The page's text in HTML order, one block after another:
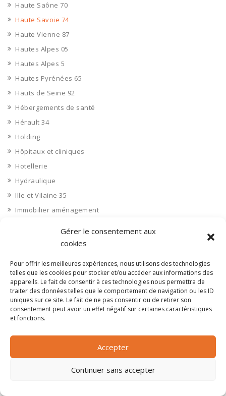
Gérer le consentement aux
cookies
Pour offrir les meilleures expériences, nous utilisons des technologies
telles que les cookies pour stocker et/ou accéder aux informations des
appareils. Le fait de consentir à ces technologies nous permettra de
traiter des données telles que le comportement de navigation ou les ID
uniques sur ce site. Le fait de ne pas consentir ou de retirer son
consentement peut avoir un effet négatif sur certaines caractéristiques
et fonctions.
Accepter
Continuer sans accepter
Haute Saône 70
Haute Savoie 74
Haute Vienne 87
Hautes Alpes 05
Hautes Alpes 5
Hautes Pyrénées 65
Hauts de Seine 92
Hébergements de santé
Hérault 34
Holding
Hôpitaux et cliniques
Hotellerie
Hydraulique
Ille et Vilaine 35
Immobilier aménagement
Immobilier commerces
Immobilier industriel
Immobilier logements
Impression 3D
Imprimerie
Industrie agroalimentaire
Industrie chimique